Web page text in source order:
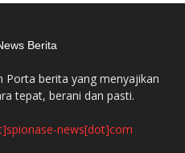
Porta berita yang menyajikan
tepat, berani dan pasti.
news[dot]com